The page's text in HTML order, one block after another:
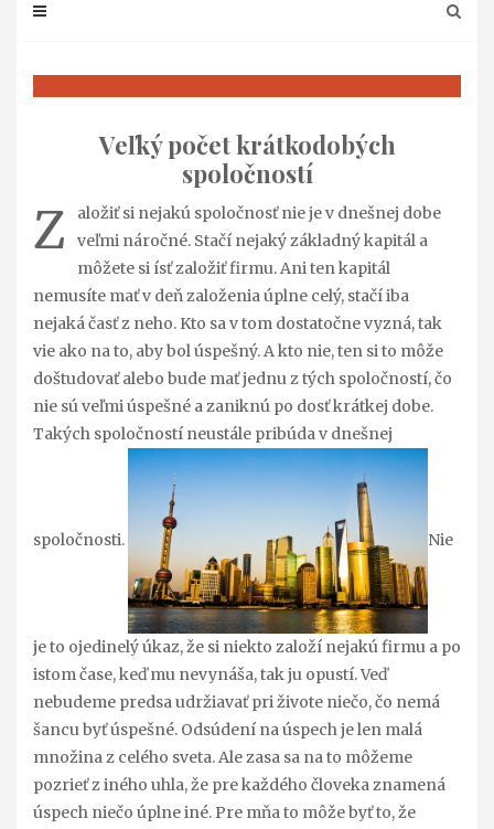
Veľký počet krátkodobých
spoločností
Z
aložiť si nejakú spoločnosť nie je v dnešnej dobe
veľmi náročné. Stačí nejaký základný kapitál a
môžete si ísť založiť firmu. Ani ten kapitál
nemusíte mať v deň založenia úplne celý, stačí iba
nejaká časť z neho. Kto sa v tom dostatočne vyzná, tak
vie ako na to, aby bol úspešný. A kto nie, ten si to môže
doštudovať alebo bude mať jednu z tých spoločností, čo
nie sú veľmi úspešné a zaniknú po dosť krátkej dobe.
Takých spoločností neustále pribúda v dnešnej
spoločnosti. Nie
je to ojedinelý úkaz, že si niekto založí nejakú firmu a po
istom čase, keď mu nevynáša, tak ju opustí. Veď
nebudeme predsa udržiavať pri živote niečo, čo nemá
šancu byť úspešné. Odsúdení na úspech je len malá
množina z celého sveta. Ale zasa sa na to môžeme
pozrieť z iného uhla, že pre každého človeka znamená
úspech niečo úplne iné. Pre mňa to môže byť to, že